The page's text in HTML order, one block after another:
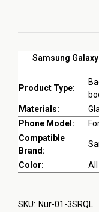
Samsung
Product Type:
Materials:
Phone Model:
Compatible
Brand:
Color: All
SKU: Nur-01-3SRQL